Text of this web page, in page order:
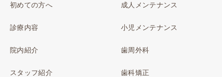
初めての方へ
診療内容
院内紹介
スタッフ紹介
成人メンテナンス
小児メンテナンス
歯周外科
歯科矯正